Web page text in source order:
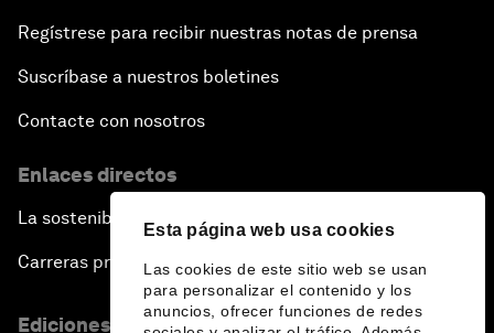
Esta página web usa cookies
Las cookies de este sitio web se usan
para personalizar el contenido y los
anuncios, ofrecer funciones de redes
Regístrese para recibir nuestras notas de prensa
Suscríbase a nuestros boletines
Contacte con nosotros
Enlaces directos
La sostenibilidad en el Foro
Carreras profesionales
Ediciones en otros idiomas